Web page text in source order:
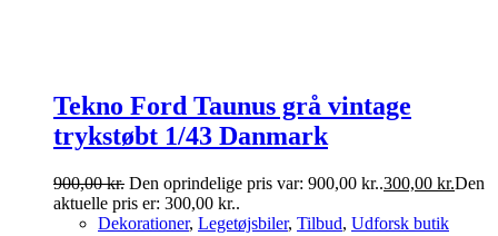
Tekno Ford Taunus grå vintage
trykstøbt 1/43 Danmark
900,00kr. Den oprindelige pris var: 900,00 kr..300,00 kr.Den
aktuelle pris er: 300,00 kr..
Dekorationer, Legetøjsbiler, Tilbud, Udforsk butik